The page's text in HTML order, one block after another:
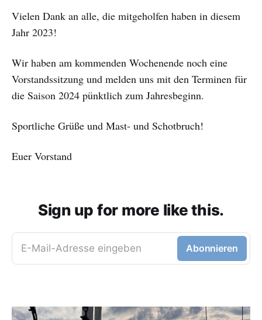
Vielen Dank an alle, die mitgeholfen haben in diesem
Jahr 2023!
Wir haben am kommenden Wochenende noch eine
Vorstandssitzung und melden uns mit den Terminen für
die Saison 2024 pünktlich zum Jahresbeginn.
Sportliche Grüße und Mast- und Schotbruch!
Euer Vorstand
Sign up for more like this.
E-Mail-Adresse eingeben Abonnieren